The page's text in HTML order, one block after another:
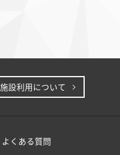
施設利用について
よくある質問